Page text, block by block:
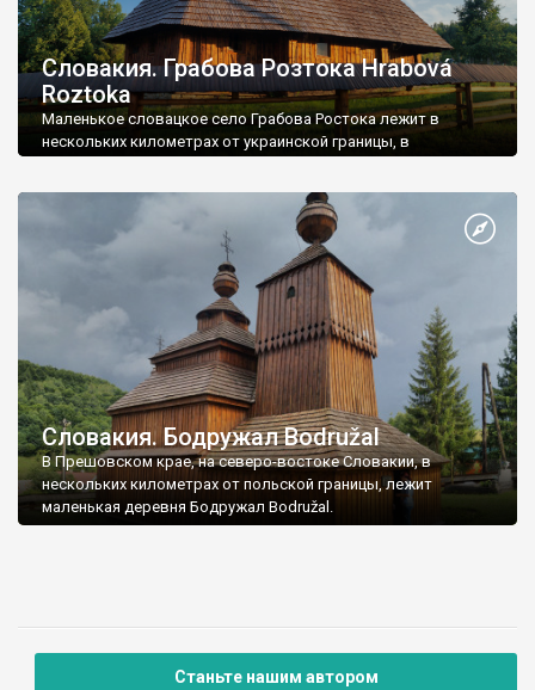
Словакия. Грабова Розтока Hrabová
Roztoka
Маленькое словацкое село Грабова Ростока лежит в
нескольких километрах от украинской границы, в
Словакия. Бодружал Bodružal
В Прешовском крае, на северо-востоке Словакии, в
нескольких километрах от польской границы, лежит
маленькая деревня Бодружал Bodružal.
Станьте нашим автором